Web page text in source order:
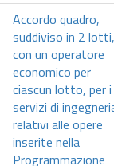
Accordo quadro,
suddiviso in 2 lotti,
con un operatore
economico per
ciascun lotto, per i
servizi di
relativi alle opere
inserite nella
Programmazione